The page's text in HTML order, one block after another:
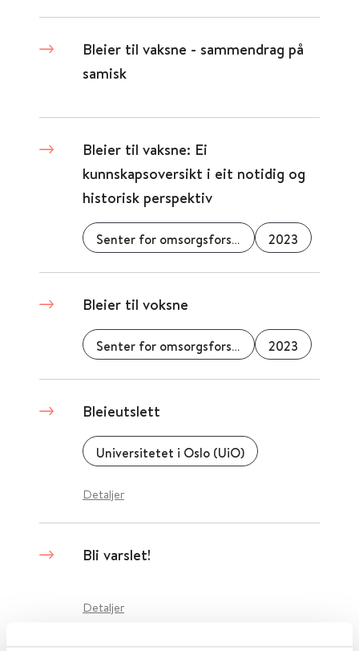
Bleier til vaksne - sammendrag på
samisk
Bleier til vaksne: Ei
kunnskapsoversikt i eit notidig og
historisk perspektiv
Senter for omsorgsforskning 2023
Bleier til voksne
Senter for omsorgsforskning 2023
Bleieutslett
Universitetet i Oslo (UiO)
Detaljer
Bli varslet!
Detaljer